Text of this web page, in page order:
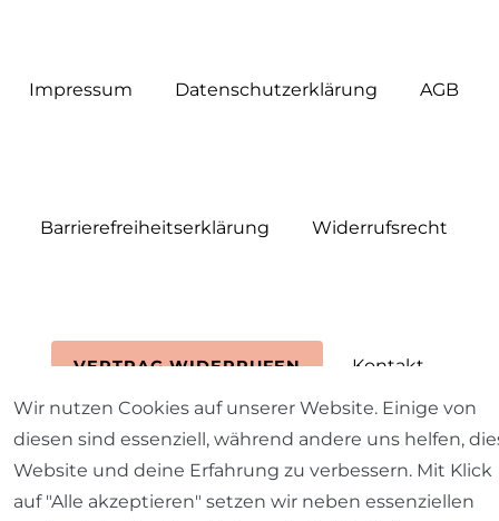
Impressum Daten­schutz­erklärung AGB
Barrierefreiheitserklärung Widerrufs­recht
VERTRAG WIDERRUFEN Kontakt
Wir nutzen Cookies auf unserer Website. Einige von
diesen sind essenziell, während andere uns helfen,
Website und deine Erfahrung zu verbessern. Mit Klick
auf "Alle akzeptieren" setzen wir neben essenziellen